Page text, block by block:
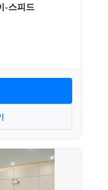
-스피드